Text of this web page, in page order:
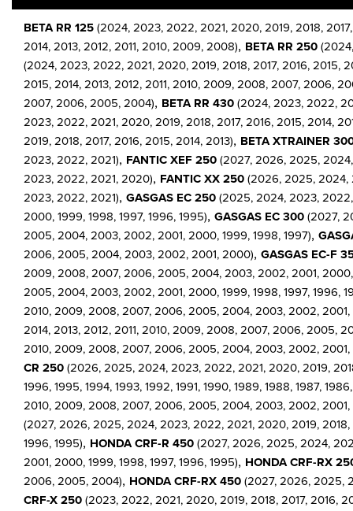
BETA RR 125(2024, 2023, 2022, 2021, 2020, 2019, 2018,
2014, 2013, 2012, 2011, 2010, 2009, 2008), BETA RR 250
(2024, 2023, 2022, 2021, 2020, 2019, 2018, 2017, 2016, 2015,
2015, 2014, 2013, 2012, 2011, 2010, 2009, 2008, 2007, 2006,
2007, 2006, 2005, 2004), BETA RR 430(2024, 2023, 2022,
2023, 2022, 2021, 2020, 2019, 2018, 2017, 2016, 2015, 2014,
2019, 2018, 2017, 2016, 2015, 2014, 2013), BETA XTRAINER
2023, 2022, 2021), FANTIC XEF 250(2027, 2026, 2025,
2023, 2022, 2021, 2020), FANTIC XX 250(2026, 2025, 2024,
2023, 2022, 2021), GASGAS EC 250(2025, 2024, 2023,
2000, 1999, 1998, 1997, 1996, 1995), GASGAS EC 300(2027,
2005, 2004, 2003, 2002, 2001, 2000, 1999, 1998, 1997),
2006, 2005, 2004, 2003, 2002, 2001, 2000), GASGAS EC-F
2009, 2008, 2007, 2006, 2005, 2004, 2003, 2002, 2001, 2000,
2005, 2004, 2003, 2002, 2001, 2000, 1999, 1998, 1997, 1996,
2010, 2009, 2008, 2007, 2006, 2005, 2004, 2003, 2002,
2014, 2013, 2012, 2011, 2010, 2009, 2008, 2007, 2006, 2005,
2010, 2009, 2008, 2007, 2006, 2005, 2004, 2003, 2002, 2001,
CR 250(2026, 2025, 2024, 2023, 2022, 2021, 2020, 2019,
1996, 1995, 1994, 1993, 1992, 1991, 1990, 1989, 1988, 1987,
2010, 2009, 2008, 2007, 2006, 2005, 2004, 2003, 2002, 2001,
(2027, 2026, 2025, 2024, 2023, 2022, 2021, 2020, 2019,
1996, 1995), HONDA CRF-R 450(2027, 2026, 2025, 2024,
2001, 2000, 1999, 1998, 1997, 1996, 1995), HONDA CRF-RX
2006, 2005, 2004), HONDA CRF-RX 450(2027, 2026, 2025,
CRF-X 250(2023, 2022, 2021, 2020, 2019, 2018, 2017, 2016,